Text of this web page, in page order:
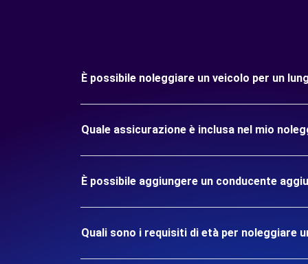
È possibile noleggiare un veicolo per un
Quale assicurazione è inclusa nel mio
È possibile aggiungere un conducente
Quali sono i requisiti di età per noleggiare